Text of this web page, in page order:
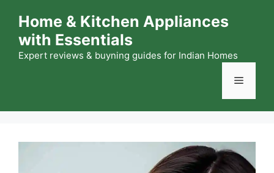
content
Home & Kitchen Appliances
with Essentials
Expert reviews & buyning guides for Indian Homes
Menu